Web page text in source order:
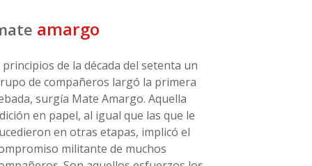
amargo
principios de la década del setenta un
de compañeros largó la primera
surgía Mate Amargo. Aquella
en papel, al igual que las que le
en otras etapas, implicó el
militante de muchos